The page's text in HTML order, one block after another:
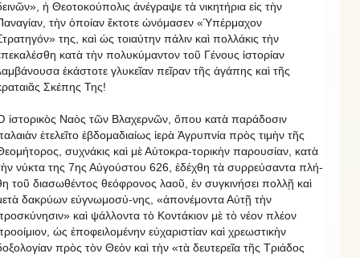
ἡ Θεοτοκούπολις ἀνέγραψε τὰ νικητήρια εἰς τὴν
τὴν ὁποίαν ἔκτοτε ὠνόμασεν «Ὑπέρμαχον
της, καὶ ὡς τοιαύτην πάλιν καὶ πολλάκις τὴν
κατὰ τὴν πολυκύμαντον τοῦ Γένους ἱστορίαν
ἑκάστοτε γλυκεῖαν πεῖραν τῆς ἀγάπης καὶ τῆς
Σκέπης Της!
ἱστορικὸς Ναὸς τῶν Βλαχερνῶν, ὅπου κατὰ παράδοσιν
ἐτελεῖτο ἑβδομαδιαίως ἱερὰ Ἀγρυπνία πρὸς τιμὴν τῆς
συχνάκις καὶ μὲ Αὐτοκρα-τορικὴν παρουσίαν, κατὰ
νύκτα της 7ης Αὐγούστου 626, ἐδέχθη τὰ συρρεύσαντα πλή-
τοῦ διασωθέντος θεόφρονος λαοῦ, ἐν συγκινήσει πολλῇ καὶ
δακρύων εὐγνωμοσύ-νης, «ἀπονέμοντα Αὐτῇ τὴν
καὶ ψάλλοντα τὸ Κοντάκιον μὲ τὸ νέον πλέον
ὡς ἐποφειλομένην εὐχαριστίαν καὶ χρεωστικὴν
πρὸς τὸν Θεὸν καὶ τὴν «τὰ δευτερεῖα τῆς Τριάδος